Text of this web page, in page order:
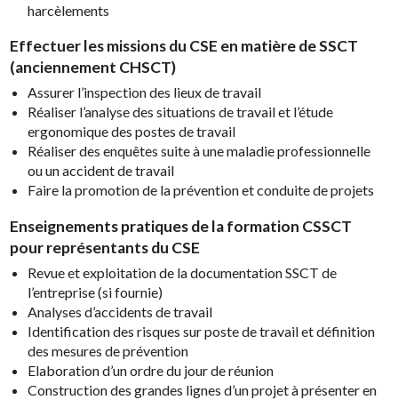
harcèlements
Effectuer les missions du CSE en matière de SSCT
(anciennement CHSCT)
Assurer l’inspection des lieux de travail
Réaliser l’analyse des situations de travail et l’étude
ergonomique des postes de travail
Réaliser des enquêtes suite à une maladie professionnelle
ou un accident de travail
Faire la promotion de la prévention et conduite de projets
Enseignements pratiques de la formation CSSCT
pour représentants du CSE
Revue et exploitation de la documentation SSCT de
l’entreprise (si fournie)
Analyses d’accidents de travail
Identification des risques sur poste de travail et définition
des mesures de prévention
Elaboration d’un ordre du jour de réunion
Construction des grandes lignes d’un projet à présenter en